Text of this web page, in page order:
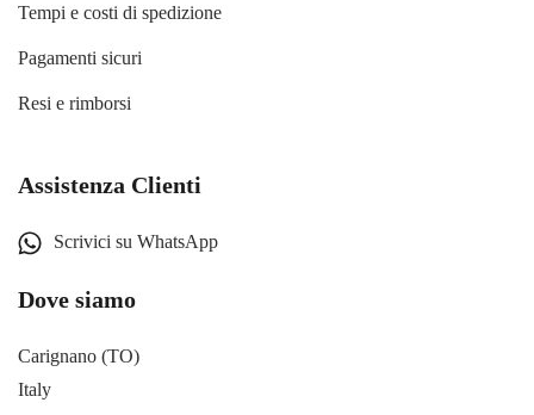
Tempi e costi di spedizione
Pagamenti sicuri
Resi e rimborsi
Assistenza Clienti
Scrivici su WhatsApp
Dove siamo
Carignano (TO)
Italy